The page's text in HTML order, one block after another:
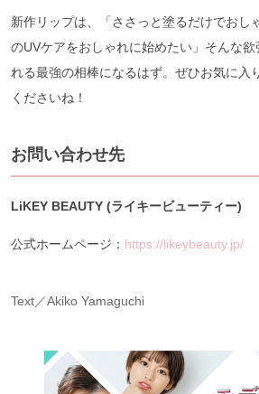
新作リップは、「ささっと塗るだけでおし
のUVケアをおしゃれに始めたい」そんな欲
れる最強の相棒になるはず。ぜひお気に入
くださいね！
お問い合わせ先
LiKEY BEAUTY (ライキービューティー)
公式ホームページ： https://likeybeauty.jp/
Text／Akiko Yamaguchi